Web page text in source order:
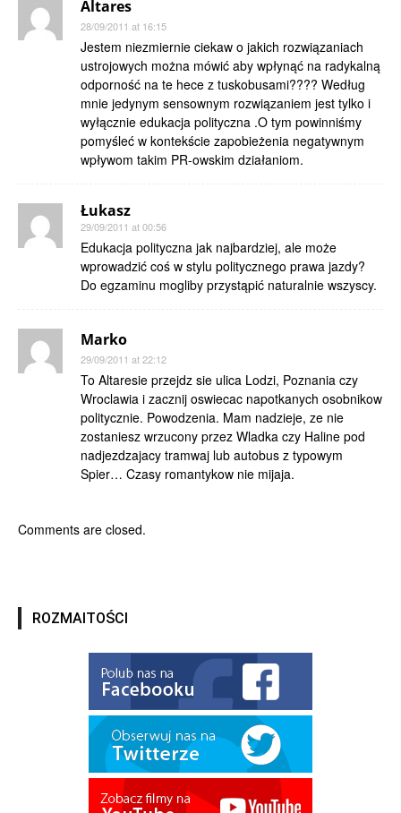
Altares
28/09/2011 at 16:15
Jestem niezmiernie ciekaw o jakich rozwiązaniach
ustrojowych można mówić aby wpłynąć na radykalną
odporność na te hece z tuskobusami???? Według
mnie jedynym sensownym rozwiązaniem jest tylko i
wyłącznie edukacja polityczna .O tym powinniśmy
pomyśleć w kontekście zapobieżenia negatywnym
wpływom takim PR-owskim działaniom.
Łukasz
29/09/2011 at 00:56
Edukacja polityczna jak najbardziej, ale może
wprowadzić coś w stylu politycznego prawa jazdy?
Do egzaminu mogliby przystąpić naturalnie wszyscy.
Marko
29/09/2011 at 22:12
To Altaresie przejdz sie ulica Lodzi, Poznania czy
Wroclawia i zacznij oswiecac napotkanych osobnikow
politycznie. Powodzenia. Mam nadzieje, ze nie
zostaniesz wrzucony przez Wladka czy Haline pod
nadjezdzajacy tramwaj lub autobus z typowym
Spier… Czasy romantykow nie mijaja.
Comments are closed.
ROZMAITOŚCI